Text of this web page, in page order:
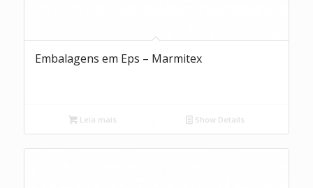
Embalagens em Eps – Marmitex
Leia mais Show Details